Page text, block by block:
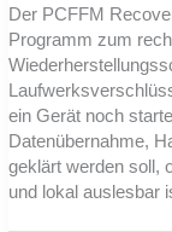
Der PCFFM
Programm zum
ein Gerät noch
Datenübernahme,
geklärt werden soll,
und lokal auslesbar